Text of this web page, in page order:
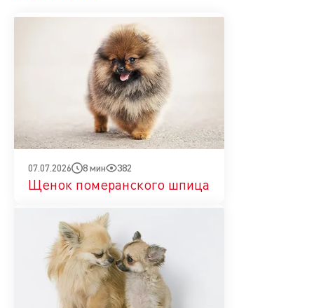
07.07.2026 8 мин 382
Щенок померанского шпица